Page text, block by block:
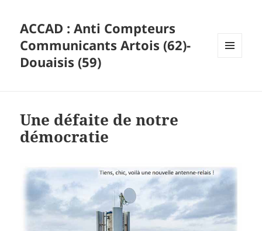
ACCAD : Anti Compteurs
Communicants Artois (62)-
Douaisis (59)
Une défaite de notre
démocratie